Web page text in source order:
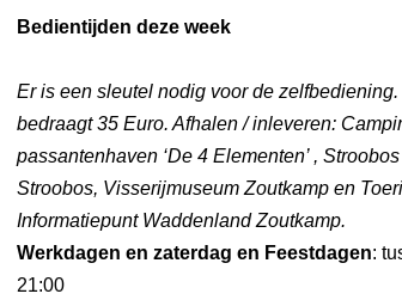
Bedientijden deze week
Er is een sleutel nodig voor de
bedraagt 35 Euro. Afhalen / inleveren:
passantenhaven ‘De 4 Elementen’ ,
Stroobos, Visserijmuseum Zoutkamp en
Informatiepunt Waddenland Zoutkamp.
Werkdagen en zaterdag en Feestdagen:
21:00